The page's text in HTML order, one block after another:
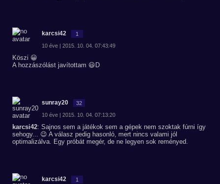
karcsi42 1
10 éve | 2015. 10. 04. 07:43:49
Köszi 😀
A hozzászólást javítottam 😃D
sunray20 32
10 éve | 2015. 10. 04. 07:13:20
karcsi42: Sajnos sem a játékok sem a gépek nem szoktak fúrni így
sehogy... 😉 A válasz pedig hasonló, mert nincs valami jól
optimalizálva. Egy próbát megér, de ne legyen sok reményed.
karcsi42 1